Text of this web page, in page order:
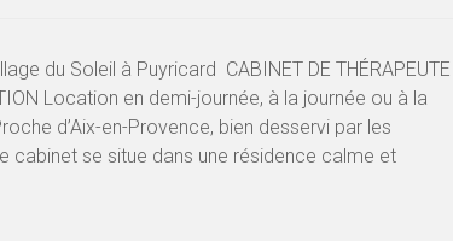
du Soleil à Puyricard CABINET DE THÉRAPEUTE
Location en demi-journée, à la journée ou à la
d’Aix-en-Provence, bien desservi par les
cabinet se situe dans une résidence calme et